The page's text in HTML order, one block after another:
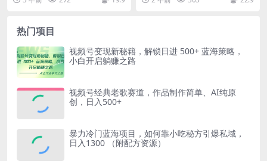
速十万粉，一部手机...
么，你做小红书究竟...
热门项目
视频号变现新秘籍，解锁日进 500+ 蓝海策略，
小白开启躺赚之路
视频号经典老歌赛道，作品制作简单、AI纯原
创，日入500+
暴力冷门蓝海项目，如何靠小吃秘方引爆私域，
日入1300 （附配方资源）